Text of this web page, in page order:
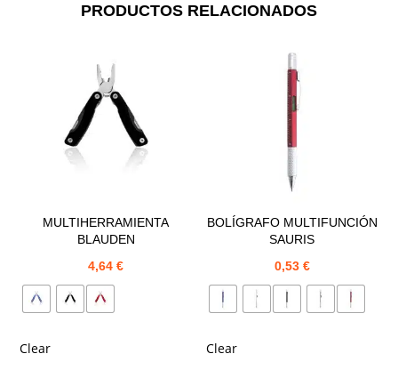
PRODUCTOS RELACIONADOS
MULTIHERRAMIENTA
BLAUDEN
4,64€
Clear
BOLÍGRAFO MULTIFUNCIÓN
SAURIS
0,53 €
Clear